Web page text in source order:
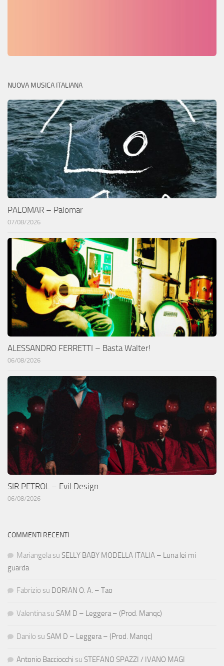
NUOVA MUSICA ITALIANA
PALOMAR – Palomar
07/08/2026
ALESSANDRO FERRETTI – Basta Walter!
06/08/2026
SIR PETROL – Evil Design
06/08/2026
COMMENTI RECENTI
Mariangela su SELLY BABY MODELLA ITALIA – Luna lei mi
guarda
Fabrizio su DORIAN O. A. – Tao
Valentina su SAM D – Leggera – (Prod. Manqc)
Danilo su SAM D – Leggera – (Prod. Manqc)
Antonio Bacciocchi su STEFANO SPAZZI / IVANO MAGI